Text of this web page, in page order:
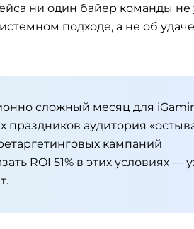
ни один байер команды
подходе, а не об удаче
сложный месяц для
праздников аудитория
кампаний
ROI 51% в этих условиях —